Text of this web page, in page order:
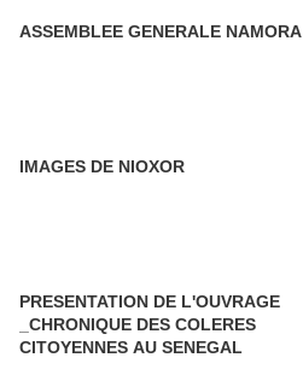
ASSEMBLEE GENERALE NAMORA
IMAGES DE NIOXOR
PRESENTATION DE L'OUVRAGE
_CHRONIQUE DES COLERES
CITOYENNES AU SENEGAL